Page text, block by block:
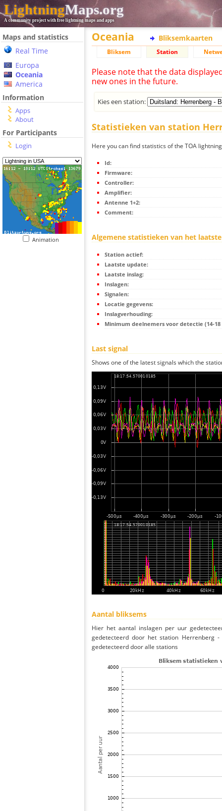
LightningMaps.org
A community project with free lightning maps and apps
Maps and statistics
Real Time
Europa
Oceania
America
Information
Apps
About
For Participants
Login
Animation
Oceania Bliksemkaarten
Bliksem Station
Please note that the data
new ones in the future.
Kies een station:
Statistieken van station
Here you can find statistics of the TOA
Id:
Firmware:
Controller:
Amplifier:
Antenne 1+2:
Comment:
Algemene statistieken van het
Station actief:
Laatste update:
Laatste inslag:
Inslagen:
Signalen:
Locatie gegevens:
Inslagverhouding:
Minimum deelnemers voor detectie (14-
Last signal
Shows one of the latest signals which the
Aantal bliksems
Hier het aantal inslagen per uur
gedetecteerd door het station Herrenberg
gedetecteerd door alle stations